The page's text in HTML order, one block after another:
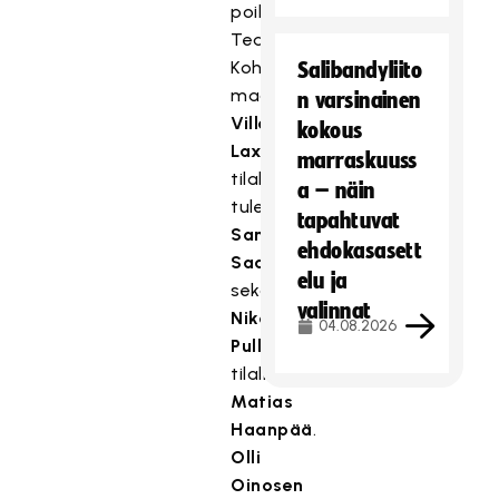
poikien
Team
Kohoseen
maalivahti
Ville
Laxin
tilalle
tulee
Sami
Saarikko
sekä
Niko
Pullin
tilalle
Matias
Haanpää.
Olli
Oinosen
Salibandyliito
n varsinainen
kokous
marraskuuss
a – näin
tapahtuvat
ehdokasasett
elu ja
valinnat
04.08.2026